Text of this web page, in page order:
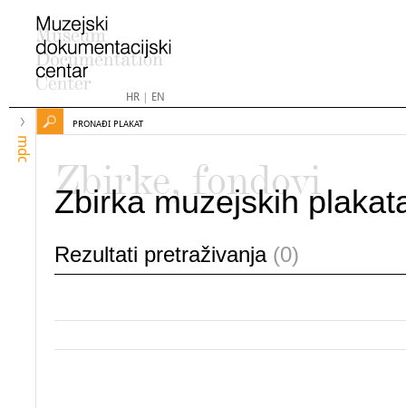
HR| EN
mdc
PRONAĐI PLAKAT
Zbirke, fondovi
Zbirka muzejskih
Rezultati pretraživanja (0)